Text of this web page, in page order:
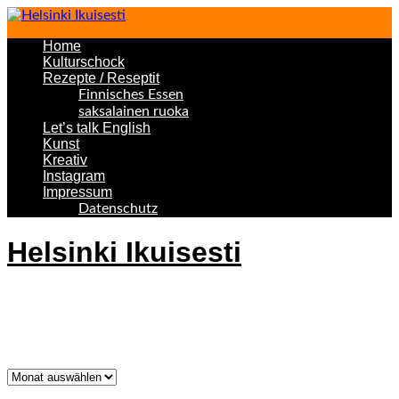
Home
Kulturschock
Rezepte / Reseptit
Finnisches Essen
saksalainen ruoka
Let’s talk English
Kunst
Kreativ
Instagram
Impressum
Datenschutz
Helsinki Ikuisesti
Was